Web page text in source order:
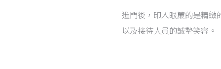
進門後，印入眼簾的是精緻
以及接待人員的誠摯笑容。